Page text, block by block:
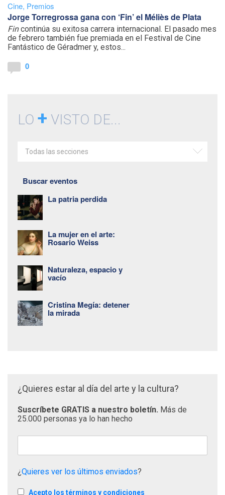
Cine, Premios
Jorge Torregrossa gana con ‘Fin’ el Méliès de Plata
Fincontinúa su exitosa carrera internacional. El pasado mes
de febrero también fue premiada en el Festival de Cine
Fantástico de Géradmer y, estos...
0
LO + VISTO DE...
Todas las secciones
Buscar eventos
La patria perdida
La mujer en el arte:
Rosario Weiss
Naturaleza, espacio y
vacío
Cristina Megía: detener
la mirada
¿Quieres estar al día del arte y la cultura?
Suscríbete GRATIS a nuestro boletín. Más de
25.000 personas ya lo han hecho
¿Quieres ver los últimos enviados?
Acepto los términos y condiciones